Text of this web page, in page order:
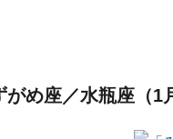
がめ座／水瓶座（1